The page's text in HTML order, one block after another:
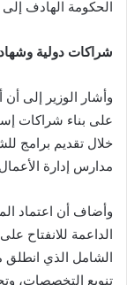
الحكومة الهادف إلى
شراكات دولية
وأشار الوزير إلى أن
على بناء شراكات
خلال تقديم برامج
مدارس إدارة
وأضاف أن اعتماد
الداعمة للانفتاح
تنويع التخصصات،